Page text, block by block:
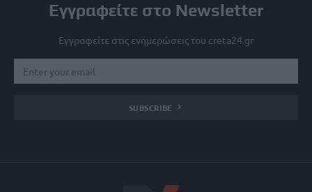
Εγγραφείτε στο Newsletter
Εγγραφείτε στις ενημερώσεις του creta24.gr
SUBSCRIBE